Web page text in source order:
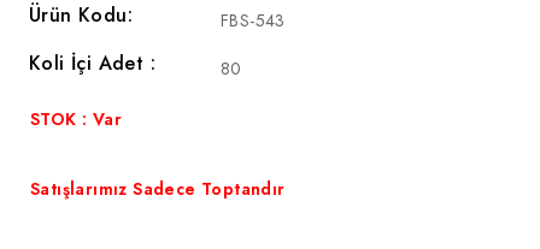
Ürün Kodu: FBS-543
Koli İçi Adet : 80
STOK : Var
Satışlarımız Sadece Toptandır